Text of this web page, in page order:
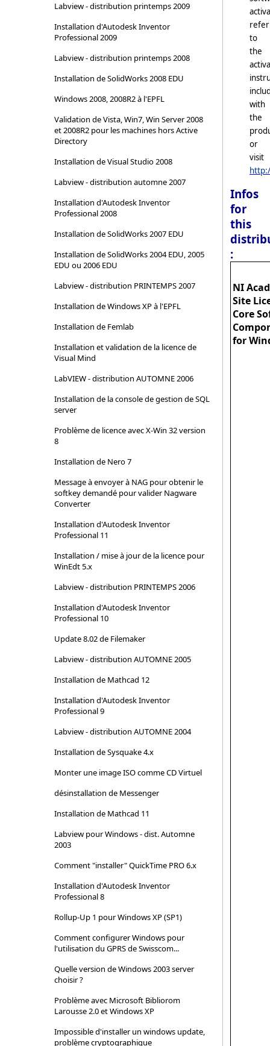
Labview - distribution printemps 2009
Installation d'Autodesk Inventor
Professional 2009
Labview - distribution printemps 2008
Installation de SolidWorks 2008 EDU
Windows 2008, 2008R2 à l'EPFL
Validation de Vista, Win7, Win Server 2008
et 2008R2 pour les machines hors Active
Directory
Installation de Visual Studio 2008
Labview - distribution automne 2007
Installation d'Autodesk Inventor
Professional 2008
Installation de SolidWorks 2007 EDU
Installation de SolidWorks 2004 EDU, 2005
EDU ou 2006 EDU
Labview - distribution PRINTEMPS 2007
Installation de Windows XP à l'EPFL
Installation de Femlab
Installation et validation de la licence de
Visual Mind
LabVIEW - distribution AUTOMNE 2006
Installation de la console de gestion de SQL
server
Problème de licence avec X-Win 32 version
8
Installation de Nero 7
Message à envoyer à NAG pour obtenir le
softkey demandé pour valider Nagware
Converter
Installation d'Autodesk Inventor
Professional 11
Installation / mise à jour de la licence pour
WinEdt 5.x
Labview - distribution PRINTEMPS 2006
Installation d'Autodesk Inventor
Professional 10
Update 8.02 de Filemaker
Labview - distribution AUTOMNE 2005
Installation de Mathcad 12
Installation d'Autodesk Inventor
Professional 9
Labview - distribution AUTOMNE 2004
Installation de Sysquake 4.x
Monter une image ISO comme CD Virtuel
désinstallation de Messenger
Installation de Mathcad 11
Labview pour Windows - dist. Automne
2003
Comment "installer" QuickTime PRO 6.x
Installation d'Autodesk Inventor
Professional 8
Rollup-Up 1 pour Windows XP (SP1)
Comment configurer Windows pour
l'utilisation du GPRS de Swisscom...
Quelle version de Windows 2003 server
choisir ?
Problème avec Microsoft Bibliorom
Larousse 2.0 et Windows XP
Impossible d'installer un windows update,
problème cryptographique
refer
to
the
with
the
or
visit
Infos
for
this
:
NI
Site
Core
for